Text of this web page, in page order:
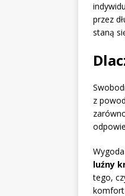
przez
staną
z
luźny
tego,
komfort